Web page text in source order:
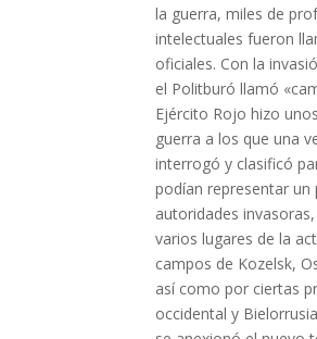
la guerra, miles de
intelectuales fueron
oficiales. Con la
el Politburó llamó
Ejército Rojo hizo
guerra a los que una
interrogó y clasificó
podían representar
autoridades
varios lugares de la
campos de Kozelsk,
así como por ciertas
occidental y